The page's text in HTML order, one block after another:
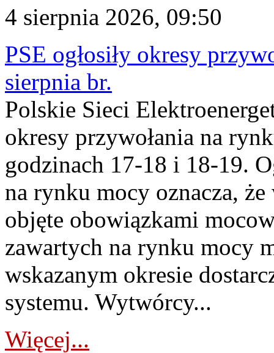
4 sierpnia 2026, 09:50
PSE ogłosiły okresy
sierpnia br.
Polskie Sieci
okresy przywołania na
godzinach 17-18 i 18-19.
na rynku mocy oznacza,
objęte obowiązkami
zawartych na rynku mocy
wskazanym okresie
systemu. Wytwórcy...
Więcej...